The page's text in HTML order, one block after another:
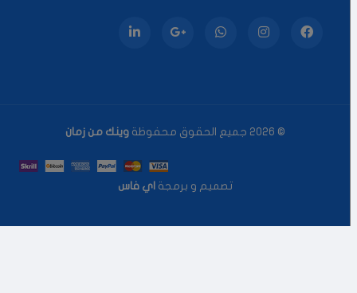
© 2026 جميع الحقوق محفوظة وينك من زمان
تصميم و برمجة اي فاس